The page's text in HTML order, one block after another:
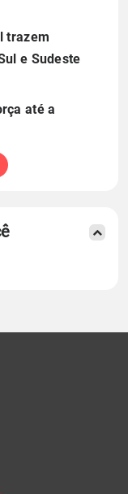
trazem
e Sudeste
até a